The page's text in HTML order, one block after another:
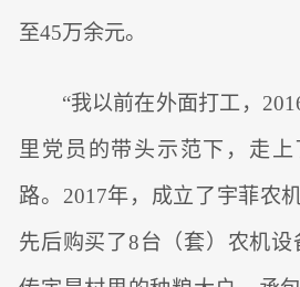
至45万余元。
“我以前在外面打工，
里党员的带头示范下，走
路。2017年，成立了宇菲农
先后购买了8台（套）农机设